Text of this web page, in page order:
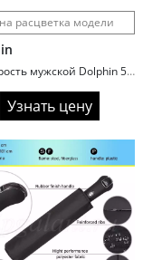
расцветка модели
Зонт трость мужской Dolphin 528R ручка прямая
Узнать цену